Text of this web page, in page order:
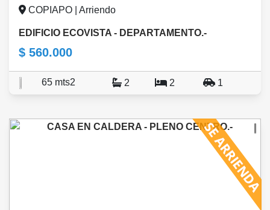
COPIAPO | Arriendo
EDIFICIO ECOVISTA - DEPARTAMENTO.-
$ 560.000
65 mts2 2 2 1